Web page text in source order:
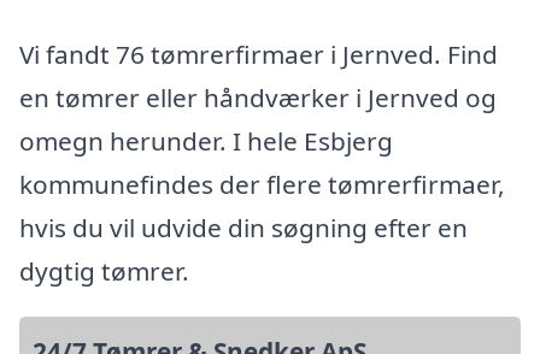
Vi fandt 76 tømrerfirmaer i Jernved. Find
en tømrer eller håndværker i Jernved og
omegn herunder. I hele Esbjerg
kommunefindes der flere tømrerfirmaer,
hvis du vil udvide din søgning efter en
dygtig tømrer.